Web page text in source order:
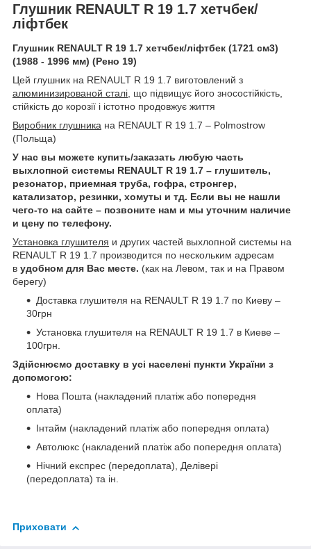
Глушник RENAULT R 19 1.7 хетчбек/
ліфтбек
Глушник RENAULT R 19 1.7 хетчбек/ліфтбек (1721 см3)
(1988 - 1996 мм) (Рено 19)
Цей глушник на RENAULT R 19 1.7 виготовлений з
алюминизированой сталі, що підвищує його зносостійкість,
стійкість до корозії і істотно продовжує життя
Виробник глушника на RENAULT R 19 1.7 – Polmostrow
(Польща)
У нас вы можете купить/заказать любую часть
выхлопной системы RENAULT R 19 1.7 – глушитель,
резонатор, приемная труба, гофра, стронгер,
катализатор, резинки, хомуты и тд. Если вы не нашли
чего-то на сайте – позвоните нам и мы уточним наличие
и цену по телефону.
Установка глушителя и других частей выхлопной системы на
RENAULT R 19 1.7 производится по нескольким адресам
в удобном для Вас месте. (как на Левом, так и на Правом
берегу)
Доставка глушителя на RENAULT R 19 1.7 по Киеву –
30грн
Установка глушителя на RENAULT R 19 1.7 в Киеве –
100грн.
Здійснюємо доставку в усі населені пункти України з
допомогою:
Нова Пошта (накладений платіж або попередня
оплата)
Інтайм (накладений платіж або попередня оплата)
Автолюкс (накладений платіж або попередня оплата)
Нічний експрес (передоплата), Делівері
(передоплата) та ін.
Приховати